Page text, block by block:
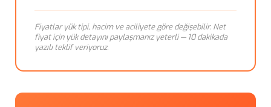
Fiyatlar yük tipi, hacim ve aciliyete göre değişebilir. Net
fiyat için yük detayını paylaşmanız yeterli — 10 dakikada
yazılı teklif veriyoruz.